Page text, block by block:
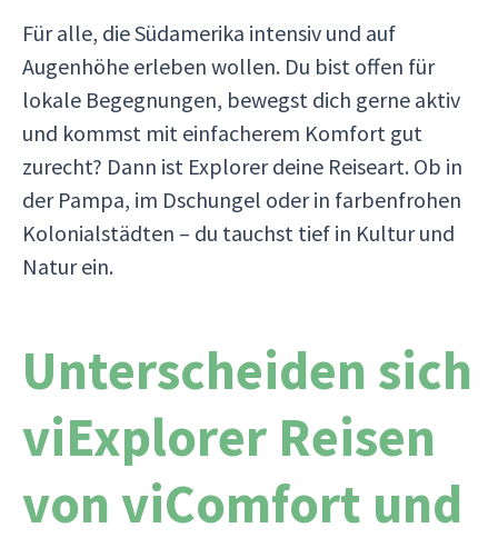
Für alle, die Südamerika intensiv und auf
Augenhöhe erleben wollen. Du bist offen für
lokale Begegnungen, bewegst dich gerne aktiv
und kommst mit einfacherem Komfort gut
zurecht? Dann ist Explorer deine Reiseart. Ob in
der Pampa, im Dschungel oder in farbenfrohen
Kolonialstädten – du tauchst tief in Kultur und
Natur ein.
Unterscheiden sich
viExplorer Reisen
von viComfort und